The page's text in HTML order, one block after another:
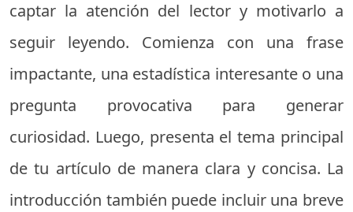
captar la atención del lector y motivarlo a
seguir leyendo. Comienza con una frase
impactante, una estadística interesante o una
pregunta provocativa para generar
curiosidad. Luego, presenta el tema principal
de tu artículo de manera clara y concisa. La
introducción también puede incluir una breve